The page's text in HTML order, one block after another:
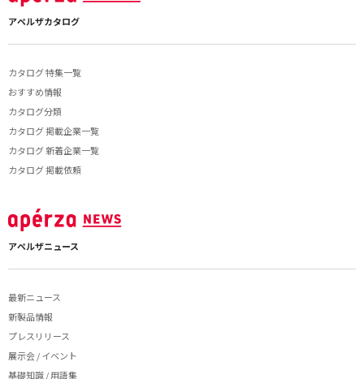
アペルザカタログ
カタログ 特集一覧
おすすめ情報
カタログ分類
カタログ 掲載企業一覧
カタログ 新着企業一覧
カタログ 掲載依頼
アペルザニュース
最新ニュース
新製品情報
プレスリリース
展示会 / イベント
基礎知識 / 用語集